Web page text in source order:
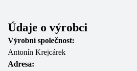
Údaje o výrobci
Výrobní společnost:
Antonín Krejcárek
Adresa: